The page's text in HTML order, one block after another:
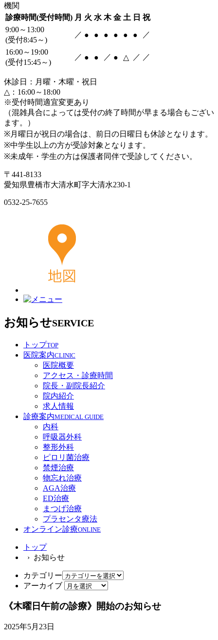
機関
診療時間(受付時間) 月 火 水 木 金 土 日 祝
9:00～13:00
(受付8:45～)
／ ● ● ● ● ● ● ／
16:00～19:00
(受付15:45～)
／ ● ● ／ ● △ ／ ／
休診日：月曜・木曜・祝日
△：16:00～18:00
※受付時間適宜変更あり
（混雑具合によっては受付の終了時間が早まる場合もござい
ます。）
※月曜日が祝日の場合は、前日の日曜日も休診となります。
※中学生以上の方が受診対象となります。
※未成年・学生の方は保護者同伴で受診してください。
〒441-8133
愛知県豊橋市大清水町字大清水230-1
0532-25-7655
お知らせSERVICE
トップTOP
医院案内CLINIC
医院概要
アクセス・診療時間
院長・副院長紹介
院内紹介
求人情報
診療案内MEDICAL GUIDE
内科
呼吸器外科
整形外科
ピロリ菌治療
禁煙治療
物忘れ治療
AGA治療
ED治療
まつげ治療
プラセンタ療法
オンライン診療ONLINE
トップ
› お知らせ
カテゴリー
アーカイブ
《木曜日午前の診療》開始のお知らせ
2025年5月23日